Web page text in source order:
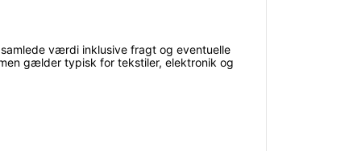
værdi inklusive fragt og eventuelle
gælder typisk for tekstiler, elektronik og